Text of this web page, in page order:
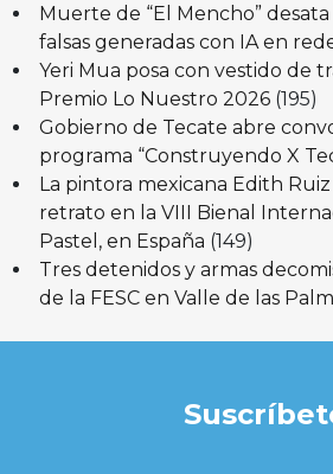
Muerte de “El Mencho”
falsas generadas con IA en
Yeri Mua posa con vestido de
Premio Lo Nuestro 2026 (195)
Gobierno de Tecate abre
programa “Construyendo X
La pintora mexicana Edith
retrato en la VIII Bienal
Pastel, en España (149)
Tres detenidos y armas
de la FESC en Valle de las